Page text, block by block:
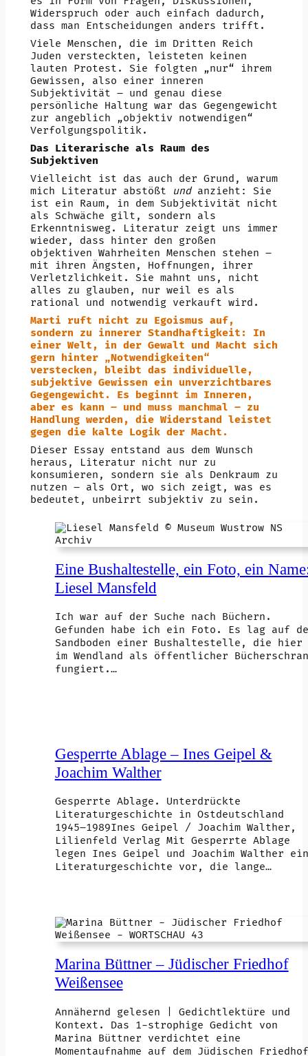
Widerspruch oder auch einfach dadurch,
dass man Entscheidungen anders trifft.
Viele Menschen, die im Dritten Reich
Juden versteckten, leisteten keinen
lauten Protest. Sie folgten „nur“ ihrem
Gewissen, also einer inneren
Subjektivität – und genau diese
persönliche Haltung war das Gegengewicht
zur angeblich „objektiv notwendigen“
Verfolgungspolitik.
Das Literarische als Raum des
Subjektiven
Vielleicht ist das auch der Grund, warum
mich Literatur abstößt
und anzieht: Sie
ist ein Raum, in dem Subjektivität nicht
als Schwäche gilt, sondern als
Erkenntnisweg. Literatur zeigt uns immer
wieder, dass hinter den großen
objektiven Wahrheiten Menschen stehen –
mit ihren Ängsten, Hoffnungen, ihrer
Verletzlichkeit. Sie mahnt uns, nicht
alles zu glauben, nur weil es als
rational und notwendig verkauft wird.
Marti ruft nicht zu Egoismus auf,
sondern zu innerer Standhaftigkeit: In
einer Welt, in der Gewalt und Macht sich
gern hinter „Notwendigkeiten“
verstecken, bleibt das individuelle,
subjektive Gewissen ein unverzichtbares
Gegengewicht. Es beginnt im Inneren,
aber es kann – und muss manchmal – zu
Handlung werden, die Widerstand leistet
gegen die kalte Logik der Macht.
Dieser Essay entstand aus dem Wunsch
heraus, Literatur nicht nur zu
konsumieren, sondern sie als Denkraum zu
nutzen – als Ort, wo sich zeigt, was es
bedeutet, unbeirrt subjektiv zu sein.
Eine Bushaltestelle, ein Foto, ein
Liesel Mansfeld
Ich war auf der Suche nach Büchern.
Gefunden habe ich ein Foto. Es lag auf
Sandboden einer Bushaltestelle, die hier
im Wendland als öffentlicher
fungiert.…
Gesperrte Ablage – Ines Geipel &
Joachim Walther
Gesperrte Ablage. Unterdrückte
Literaturgeschichte in Ostdeutschland
1945–1989Ines Geipel / Joachim Walther,
Lilienfeld Verlag Mit Gesperrte Ablage
legen Ines Geipel und Joachim Walther
Literaturgeschichte vor, die lange…
Marina Büttner – Jüdischer Friedhof
Weißensee
Annähernd gelesen | Gedichtlektüre und
Kontext. Das 1-strophige Gedicht von
Marina Büttner verdichtet eine
Momentaufnahme auf dem Jüdischen Friedhof